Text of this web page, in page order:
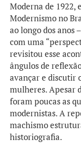
Moderna de 1922,
Modernismo no
ao longo dos anos
com uma
revisitou esse
ângulos de
avançar e discutir
mulheres. Apesar
foram poucas as
modernistas. A
machismo
historiografia.